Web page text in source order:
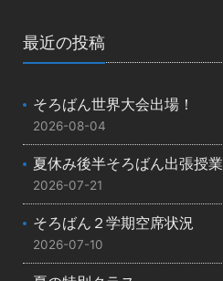
最近の投稿
そろばん世界大会出場！
2026-08-04
夏休み後半そろばん出張授業
2026-07-21
そろばん２学期空席状況
2026-07-10